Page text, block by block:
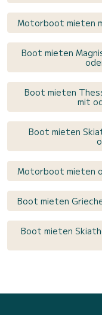
Motorboot mieten
Boot mieten
Boot mieten
mit
Boot mieten
Motorboot mieten
Boot mieten
Boot mieten